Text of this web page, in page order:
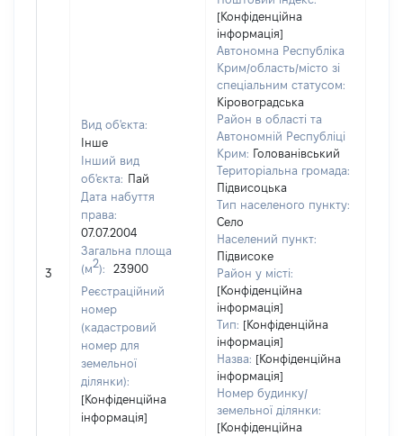
3
Вид об'єкта:
Інше
Інший вид
об'єкта: Пай
Дата набуття
права:
07.07.2004
Загальна площа
(м2):
23900
Реєстраційний
номер
(кадастровий
номер для
земельної
ділянки):
[Конфіденційна
інформація]
[Конфіденційна
інформація]
Автономна Республіка
Крим/область/місто зі
спеціальним статусом:
Кіровоградська
Район в області та
Автономній Республіці
Крим: Голованівський
Територіальна громада:
Підвисоцька
Тип населеного пункту:
Село
Населений пункт:
Підвисоке
Район у місті:
[Конфіденційна
інформація]
Тип: [Конфіденційна
інформація]
Назва: [Конфіденційна
інформація]
Номер будинку/
земельної ділянки:
[Конфіденційна